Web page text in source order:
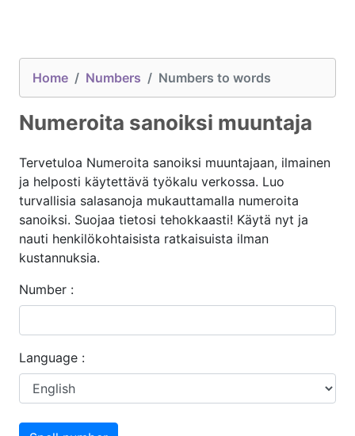
Home Numbers Numbers to words
Numeroita sanoiksi muuntaja
Tervetuloa Numeroita sanoiksi muuntajaan, ilmainen
ja helposti käytettävä työkalu verkossa. Luo
turvallisia salasanoja mukauttamalla numeroita
sanoiksi. Suojaa tietosi tehokkaasti! Käytä nyt ja
nauti henkilökohtaisista ratkaisuista ilman
kustannuksia.
Number :
Language :